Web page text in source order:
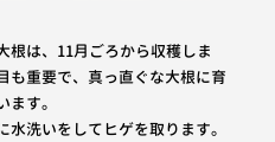
根は、11月ごろから収穫しま
も重要で、真っ直ぐな大根に育
す。
洗いをしてヒゲを取ります。